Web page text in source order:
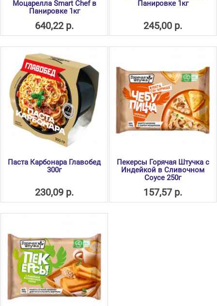
Моцарелла Smart Chef в
Панировке 1кг
640,22 р.
Панировке 1кг
245,00 р.
Паста Карбонара Главобед
300г
230,09 р.
Пекерсы Горячая Штучка с
Индейкой в Сливочном
Соусе 250г
157,57 р.